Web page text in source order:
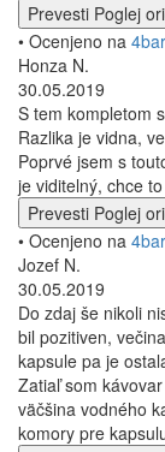
Prevesti Poglej
• Ocenjeno na
Honza N.
30.05.2019
S tem kompletom
Razlika je vidna,
Poprvé jsem s
je viditelný, chce
Prevesti Poglej
• Ocenjeno na
Jozef N.
30.05.2019
Do zdaj še nikoli
bil pozitiven,
kapsule pa je
Zatiaľ som
väčšina vodného
komory pre